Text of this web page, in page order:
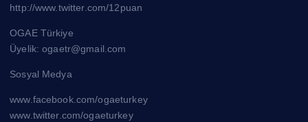
http://www.twitter.com/12puan
OGAE Türkiye
Üyelik: ogaetr@gmail.com
Sosyal Medya
www.facebook.com/ogaeturkey
www.twitter.com/ogaeturkey